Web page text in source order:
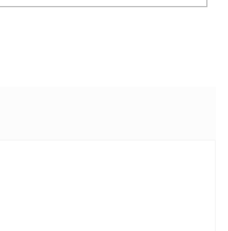
5 hviezdičiek.